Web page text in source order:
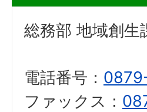
総務部 地域創生
電話番号：
ファックス：